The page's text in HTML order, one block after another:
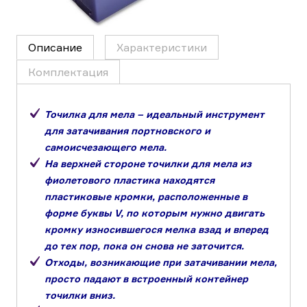
Описание
Характеристики
Комплектация
Точилка для мела – идеальный инструмент
для затачивания портновского и
самоисчезающего мела.
На верхней стороне точилки для мела из
фиолетового пластика находятся
пластиковые кромки, расположенные в
форме буквы V, по которым нужно двигать
кромку износившегося мелка взад и вперед
до тех пор, пока он снова не заточится.
Отходы, возникающие при затачивании мела,
просто падают в встроенный контейнер
точилки вниз.